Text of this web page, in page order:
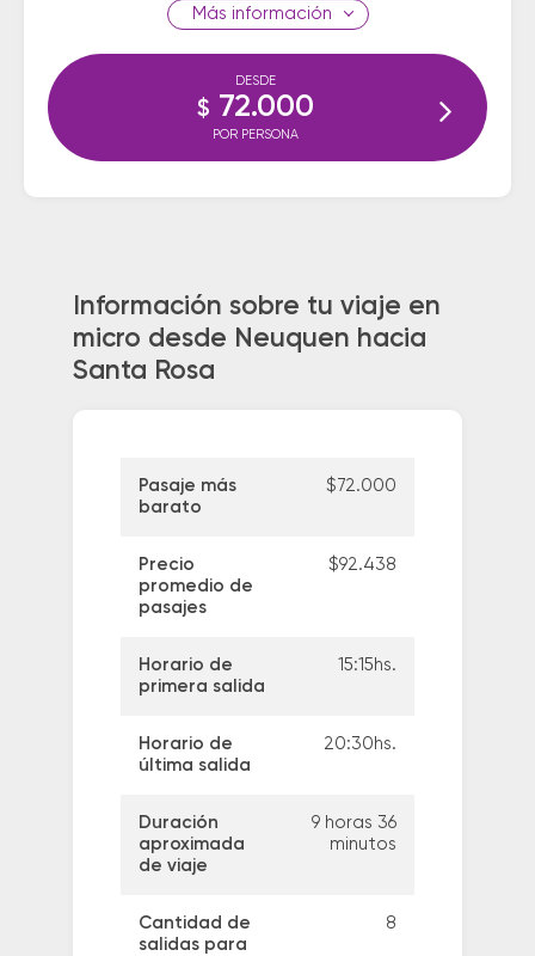
información
DESDE
$ 72.000
POR PERSONA
Información sobre tu viaje en
micro desde Neuquen hacia
Santa Rosa
Pasaje más
barato
$72.000
Precio
promedio de
pasajes
$92.438
Horario de
primera salida
15:15hs.
Horario de
última salida
20:30hs.
Duración
aproximada
de viaje
9 horas 36
minutos
Cantidad de
salidas para
8